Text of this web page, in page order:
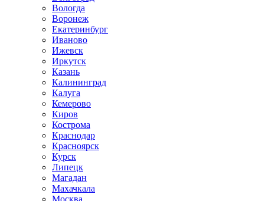
Вологда
Воронеж
Екатеринбург
Иваново
Ижевск
Иркутск
Казань
Калининград
Калуга
Кемерово
Киров
Кострома
Краснодар
Красноярск
Курск
Липецк
Магадан
Махачкала
Москва